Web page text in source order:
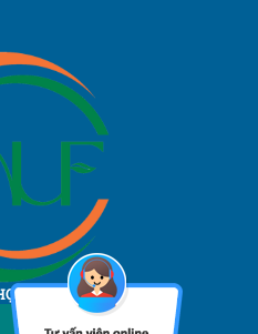
LÂM NGHIỆP
of Forestry